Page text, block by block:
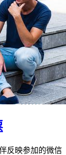
反映参加的微信